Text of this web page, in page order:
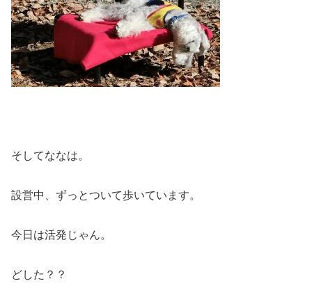
そしてななは。
設営中、ずっとついて歩いています。
今日は活発じゃん。
どした？？